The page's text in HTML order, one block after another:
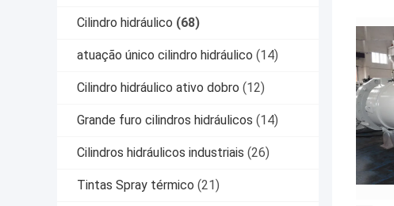
Cilindro hidráulico (68)
atuação único cilindro hidráulico (14)
Cilindro hidráulico ativo dobro (12)
Grande furo cilindros hidráulicos (14)
Cilindros hidráulicos industriais (26)
Tintas Spray térmico (21)